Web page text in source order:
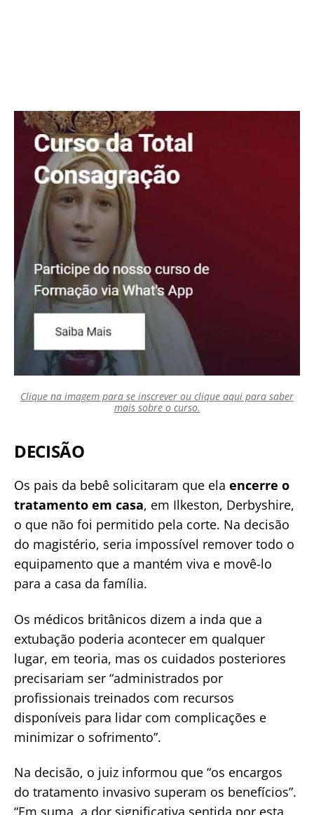
Clique na imagem para se inscrever ou clique aqui para saber
mais sobre o curso.
DECISÃO
Os pais da bebê solicitaram que ela encerre o
tratamento em casa, em Ilkeston, Derbyshire,
o que não foi permitido pela corte. Na decisão
do magistério, seria impossível remover todo o
equipamento que a mantém viva e movê-lo
para a casa da família.
Os médicos britânicos dizem a inda que a
extubação poderia acontecer em qualquer
lugar, em teoria, mas os cuidados posteriores
precisariam ser “administrados por
profissionais treinados com recursos
disponíveis para lidar com complicações e
minimizar o sofrimento”.
Na decisão, o juiz informou que “os encargos
do tratamento invasivo superam os benefícios”.
“Em suma, a dor significativa sentida por esta